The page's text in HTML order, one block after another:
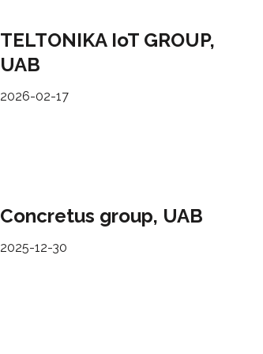
TELTONIKA IoT GROUP,
UAB
2026-02-17
Concretus group, UAB
2025-12-30